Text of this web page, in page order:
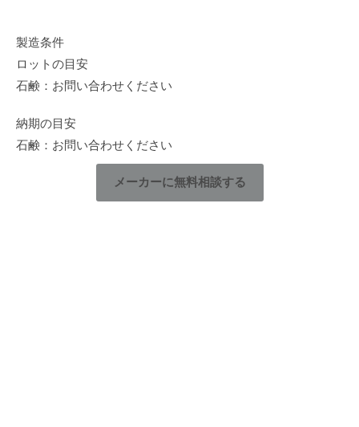
製造条件
ロットの目安
石鹸：お問い合わせください
納期の目安
石鹸：お問い合わせください
メーカーに無料相談する